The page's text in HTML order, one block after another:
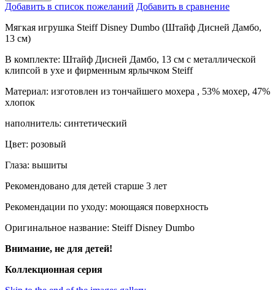
Добавить в список пожеланий Добавить в сравнение
Мягкая игрушка Steiff Disney Dumbo (Штайф Дисней Дамбо,
13 см)
В комплекте: Штайф Дисней Дамбо, 13 см с металлической
клипсой в ухе и фирменным ярлычком Steiff
Материал: изготовлен из тончайшего мохера , 53% мохер, 47%
хлопок
наполнитель: синтетический
Цвет: розовый
Глаза: вышиты
Рекомендовано для детей старше 3 лет
Рекомендации по уходу: моющаяся поверхность
Оригинальное название: Steiff Disney Dumbo
Внимание, не для детей!
Коллекционная серия